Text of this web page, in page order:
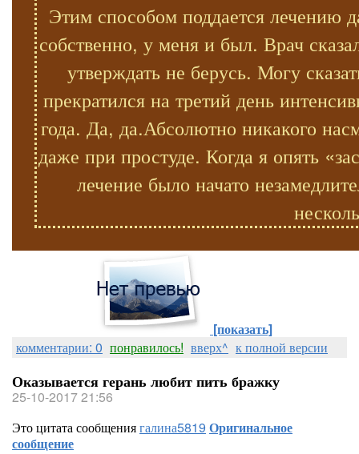
Этим способом поддается лечению
собственно, у меня и был. Врач
утверждать не берусь. Могу
прекратился на третий день
года. Да, да.Абсолютно никакого
даже при простуде. Когда я опять
лечение было начато
[показать]
комментарии: 0 понравилось! вверх^ к полной версии
Оказывается герань любит пить бражку
25-10-2017 21:56
Это цитата сообщениягалина5819 Оригинальное
сообщение